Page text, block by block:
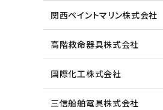
関西ペイントマリン株式会社
高階救命器具株式会社
国際化工株式会社
三信船舶電具株式会社